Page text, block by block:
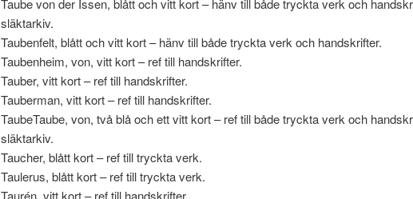
Taube von der Issen, blått och vitt kort – hänv till både tryckta verk och
släktarkiv.
Taubenfelt, blått och vitt kort – hänv till både tryckta verk och handskrifter.
Taubenheim, von, vitt kort – ref till handskrifter.
Tauber, vitt kort – ref till handskrifter.
Tauberman, vitt kort – ref till handskrifter.
TaubeTaube, von, två blå och ett vitt kort – ref till både tryckta verk och
släktarkiv.
Taucher, blått kort – ref till tryckta verk.
Taulerus, blått kort – ref till tryckta verk.
Taurén, vitt kort – ref till handskrifter.